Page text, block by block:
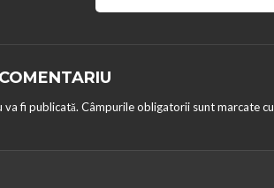
va fi publicată. Câmpurile obligatorii sunt marcate cu